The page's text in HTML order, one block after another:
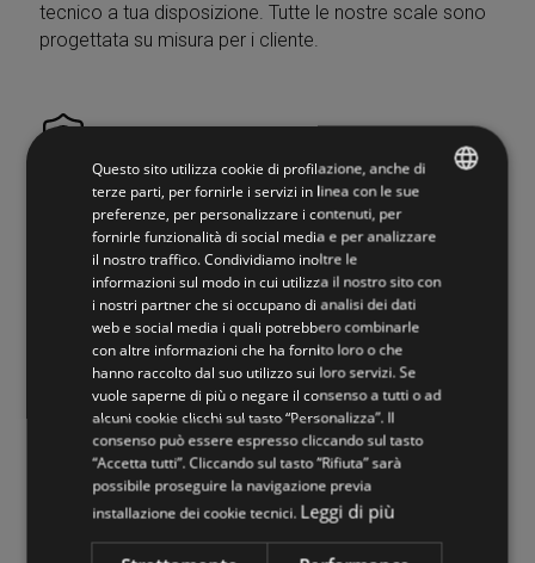
tecnico a tua disposizione. Tutte le nostre scale sono
progettata su misura per i cliente.
I nostri tecnici sul campo si occuperanno di prendere
tutte le informazioni e i dati necessari per installare la
scala. La scala accompagnerà la tua vita per sempre
quindi scegliendo le nostre scale avrai un prodotto
garantito e certificato.
Sostenibilità e Zero Sprechi
Attenzione all’ambiente ed alla salute: usiamo solo
legno certificato FSC® (FSC-C108913), che
garantiscono dal deforestamento del pianeta e
Questo sito utilizza cookie di profilazione, anche di
terze parti, per fornirle i servizi in linea con le sue
preferenze, per personalizzare i contenuti, per
fornirle funzionalità di social media e per analizzare
il nostro traffico. Condividiamo inoltre le
informazioni sul modo in cui utilizza il nostro sito con
i nostri partner che si occupano di analisi dei dati
web e social media i quali potrebbero combinarle
con altre informazioni che ha fornito loro o che
hanno raccolto dal suo utilizzo sui loro servizi. Se
vuole saperne di più o negare il consenso a tutti o ad
alcuni cookie clicchi sul tasto “Personalizza”. Il
consenso può essere espresso cliccando sul tasto
“Accetta tutti”. Cliccando sul tasto “Rifiuta” sarà
possibile proseguire la navigazione previa
installazione dei cookie tecnici. Leggi di più